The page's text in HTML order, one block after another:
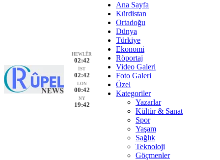
HEWLÊR
02:42
İST
02:42
LON
00:42
NY
19:42
Ana Sayfa
Kürdistan
Ortadoğu
Dünya
Türkiye
Ekonomi
Röportaj
Video Galeri
Foto Galeri
Özel
Kategoriler
Yazarlar
Kültür & Sanat
Spor
Yaşam
Sağlık
Teknoloji
Göçmenler